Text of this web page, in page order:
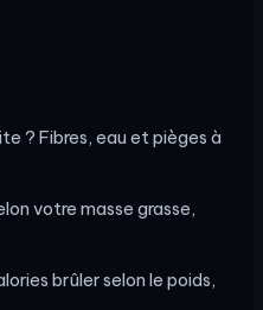
? Fibres, eau et pièges à
votre masse grasse,
brûler selon le poids,